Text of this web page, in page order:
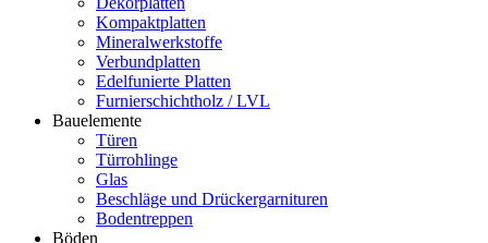
Kompaktplatten
Mineralwerkstoffe
Verbundplatten
Edelfunierte Platten
Furnierschichtholz / LVL
Bauelemente
Türen
Türrohlinge
Glas
Beschläge und Drückergarnituren
Bodentreppen
Böden